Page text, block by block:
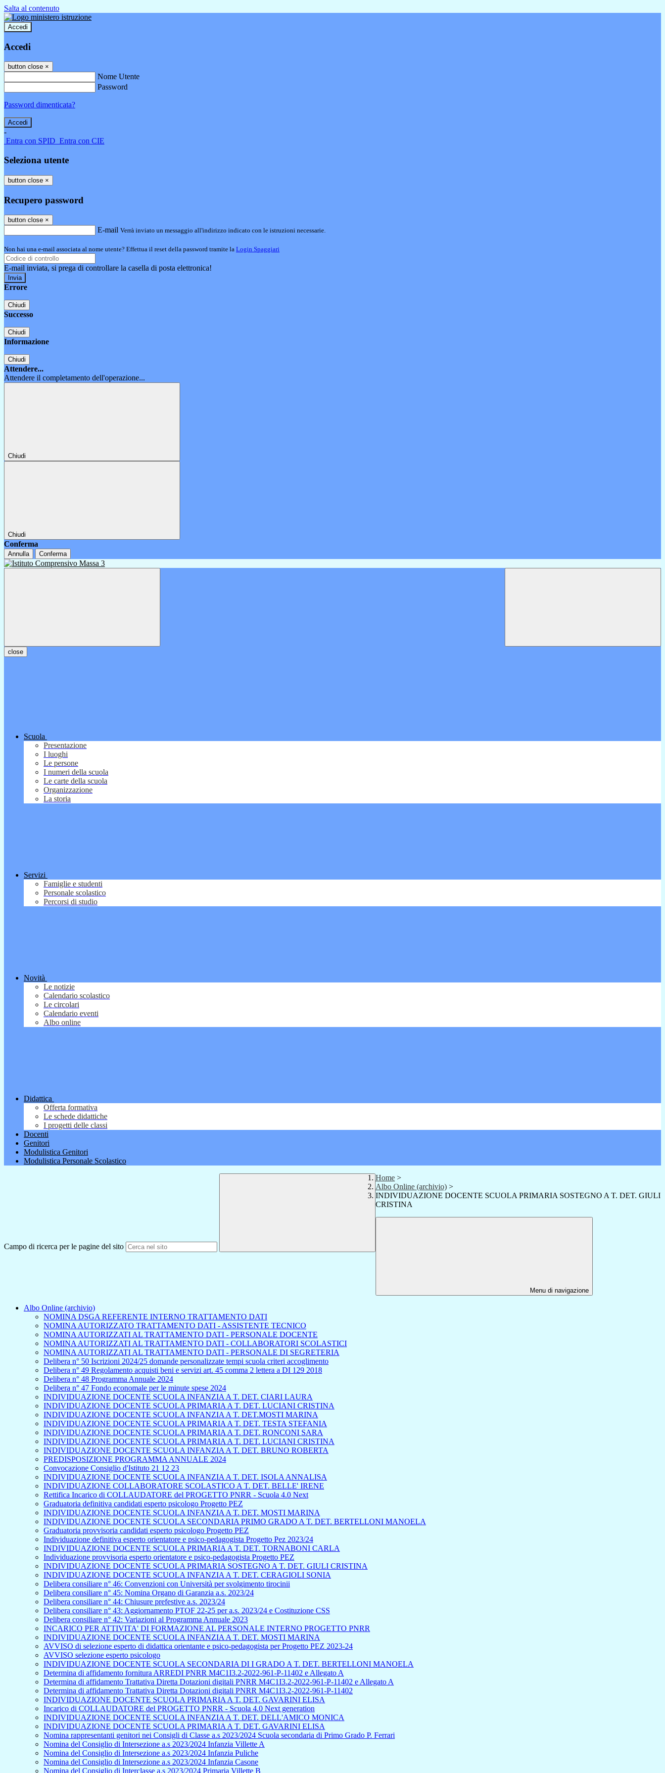
Salta al contenuto
Accedi
Accedi
button close ×
Nome Utente
Password
Password dimenticata?
-
Entra con SPID Entra con CIE
Seleziona utente
button close ×
Recupero password
button close ×
E-mail Verrà inviato un messaggio all'indirizzo indicato con le istruzioni necessarie.
Non hai una e-mail associata al nome utente? Effettua il reset della password tramite la Login Spaggiari
E-mail inviata, si prega di controllare la casella di posta elettronica!
Errore
Chiudi
Successo
Chiudi
Informazione
Chiudi
Attendere...
Attendere il completamento dell'operazione...
Chiudi
Chiudi
Conferma
Annulla Conferma
close
Scuola
Presentazione
I luoghi
Le persone
I numeri della scuola
Le carte della scuola
Organizzazione
La storia
Servizi
Famiglie e studenti
Personale scolastico
Percorsi di studio
Novità
Le notizie
Calendario scolastico
Le circolari
Calendario eventi
Albo online
Didattica
Offerta formativa
Le schede didattiche
I progetti delle classi
Docenti
Genitori
Modulistica Genitori
Modulistica Personale Scolastico
Campo di ricerca per le pagine del sito
Home >
Albo Online (archivio) >
INDIVIDUAZIONE DOCENTE SCUOLA PRIMARIA SOSTEGNO A T. DET. GIULI
CRISTINA
Menu di navigazione
Albo Online (archivio)
NOMINA DSGA REFERENTE INTERNO TRATTAMENTO DATI
NOMINA AUTORIZZATO TRATTAMENTO DATI - ASSISTENTE TECNICO
NOMINA AUTORIZZATI AL TRATTAMENTO DATI - PERSONALE DOCENTE
NOMINA AUTORIZZATI AL TRATTAMENTO DATI - COLLABORATORI SCOLASTICI
NOMINA AUTORIZZATI AL TRATTAMENTO DATI - PERSONALE DI SEGRETERIA
Delibera n° 50 Iscrizioni 2024/25 domande personalizzate tempi scuola criteri accoglimento
Delibera n° 49 Regolamento acquisti beni e servizi art. 45 comma 2 lettera a DI 129 2018
Delibera n° 48 Programma Annuale 2024
Delibera n° 47 Fondo economale per le minute spese 2024
INDIVIDUAZIONE DOCENTE SCUOLA INFANZIA A T. DET. CIARI LAURA
INDIVIDUAZIONE DOCENTE SCUOLA PRIMARIA A T. DET. LUCIANI CRISTINA
INDIVIDUAZIONE DOCENTE SCUOLA INFANZIA A T. DET.MOSTI MARINA
INDIVIDUAZIONE DOCENTE SCUOLA PRIMARIA A T. DET. TESTA STEFANIA
INDIVIDUAZIONE DOCENTE SCUOLA PRIMARIA A T. DET. RONCONI SARA
INDIVIDUAZIONE DOCENTE SCUOLA PRIMARIA A T. DET. LUCIANI CRISTINA
INDIVIDUAZIONE DOCENTE SCUOLA INFANZIA A T. DET. BRUNO ROBERTA
PREDISPOSIZIONE PROGRAMMA ANNUALE 2024
Convocazione Consiglio d'Istituto 21 12 23
INDIVIDUAZIONE DOCENTE SCUOLA INFANZIA A T. DET. ISOLA ANNALISA
INDIVIDUAZIONE COLLABORATORE SCOLASTICO A T. DET. BELLE' IRENE
Rettifica Incarico di COLLAUDATORE del PROGETTO PNRR - Scuola 4.0 Next
Graduatoria definitiva candidati esperto psicologo Progetto PEZ
INDIVIDUAZIONE DOCENTE SCUOLA INFANZIA A T. DET. MOSTI MARINA
INDIVIDUAZIONE DOCENTE SCUOLA SECONDARIA PRIMO GRADO A T. DET. BERTELLONI MANOELA
Graduatoria provvisoria candidati esperto psicologo Progetto PEZ
Individuazione definitiva esperto orientatore e psico-pedagogista Progetto Pez 2023/24
INDIVIDUAZIONE DOCENTE SCUOLA PRIMARIA A T. DET. TORNABONI CARLA
Individuazione provvisoria esperto orientatore e psico-pedagogista Progetto PEZ
INDIVIDUAZIONE DOCENTE SCUOLA PRIMARIA SOSTEGNO A T. DET. GIULI CRISTINA
INDIVIDUAZIONE DOCENTE SCUOLA INFANZIA A T. DET. CERAGIOLI SONIA
Delibera consiliare n° 46: Convenzioni con Università per svolgimento tirocinii
Delibera consiliare n° 45: Nomina Organo di Garanzia a.s. 2023/24
Delibera consiliare n° 44: Chiusure prefestive a.s. 2023/24
Delibera consiliare n° 43: Aggiornamento PTOF 22-25 per a.s. 2023/24 e Costituzione CSS
Delibera consiliare n° 42: Variazioni al Programma Annuale 2023
INCARICO PER ATTIVITA' DI FORMAZIONE AL PERSONALE INTERNO PROGETTO PNRR
INDIVIDUAZIONE DOCENTE SCUOLA INFANZIA A T. DET. MOSTI MARINA
AVVISO di selezione esperto di didattica orientante e psico-pedagogista per Progetto PEZ 2023-24
AVVISO selezione esperto psicologo
INDIVIDUAZIONE DOCENTE SCUOLA SECONDARIA DI I GRADO A T. DET. BERTELLONI MANOELA
Determina di affidamento fornitura ARREDI PNRR M4C1I3.2-2022-961-P-11402 e Allegato A
Determina di affidamento Trattativa Diretta Dotazioni digitali PNRR M4C1I3.2-2022-961-P-11402 e Allegato A
Determina di affidamento Trattativa Diretta Dotazioni digitali PNRR M4C1I3.2-2022-961-P-11402
INDIVIDUAZIONE DOCENTE SCUOLA PRIMARIA A T. DET. GAVARINI ELISA
Incarico di COLLAUDATORE del PROGETTO PNRR - Scuola 4.0 Next generation
INDIVIDUAZIONE DOCENTE SCUOLA INFANZIA A T. DET. DELL'AMICO MONICA
INDIVIDUAZIONE DOCENTE SCUOLA PRIMARIA A T. DET. GAVARINI ELISA
Nomina rappresentanti genitori nei Consigli di Classe a.s 2023/2024 Scuola secondaria di Primo Grado P. Ferrari
Nomina del Consiglio di Intersezione a.s 2023/2024 Infanzia Villette A
Nomina del Consiglio di Intersezione a.s 2023/2024 Infanzia Puliche
Nomina del Consiglio di Intersezione a.s 2023/2024 Infanzia Casone
Nomina del Consiglio di Interclasse a.s 2023/2024 Primaria Villette B